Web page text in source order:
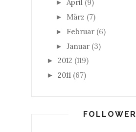
► April (9)
► März (7)
► Februar (6)
► Januar (3)
► 2012 (119)
► 2011 (67)
FOLLOWER